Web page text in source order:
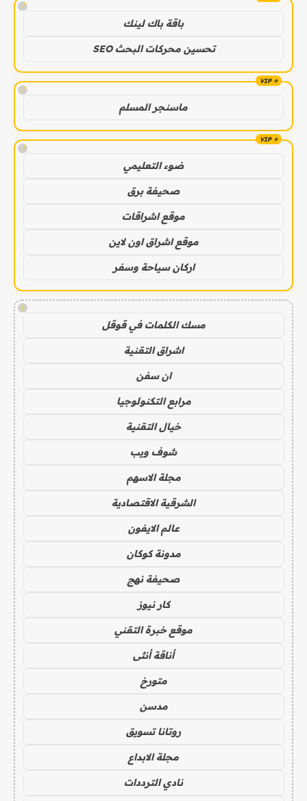
!
باقة باك لينك
تحسين محركات البحث SEO
!
ماسنجر المسلم
!
ضوء التعليمي
صحيفة برق
موقع اشراقات
موقع اشراق اون لاين
اركان سياحة وسفر
!
مسك الكلمات في قوقل
اشراق التقنية
ان سفن
مرابع التكنولوجيا
خيال التقنية
شوف ويب
مجلة الاسهم
الشرقية الاقتصادية
عالم الايفون
مدونة كوكان
صحيفة نهج
كار نيوز
موقع خبرة التقني
أناقة أنثى
متورخ
مدسن
روتانا تسويق
مجلة الابداع
نادي الترددات